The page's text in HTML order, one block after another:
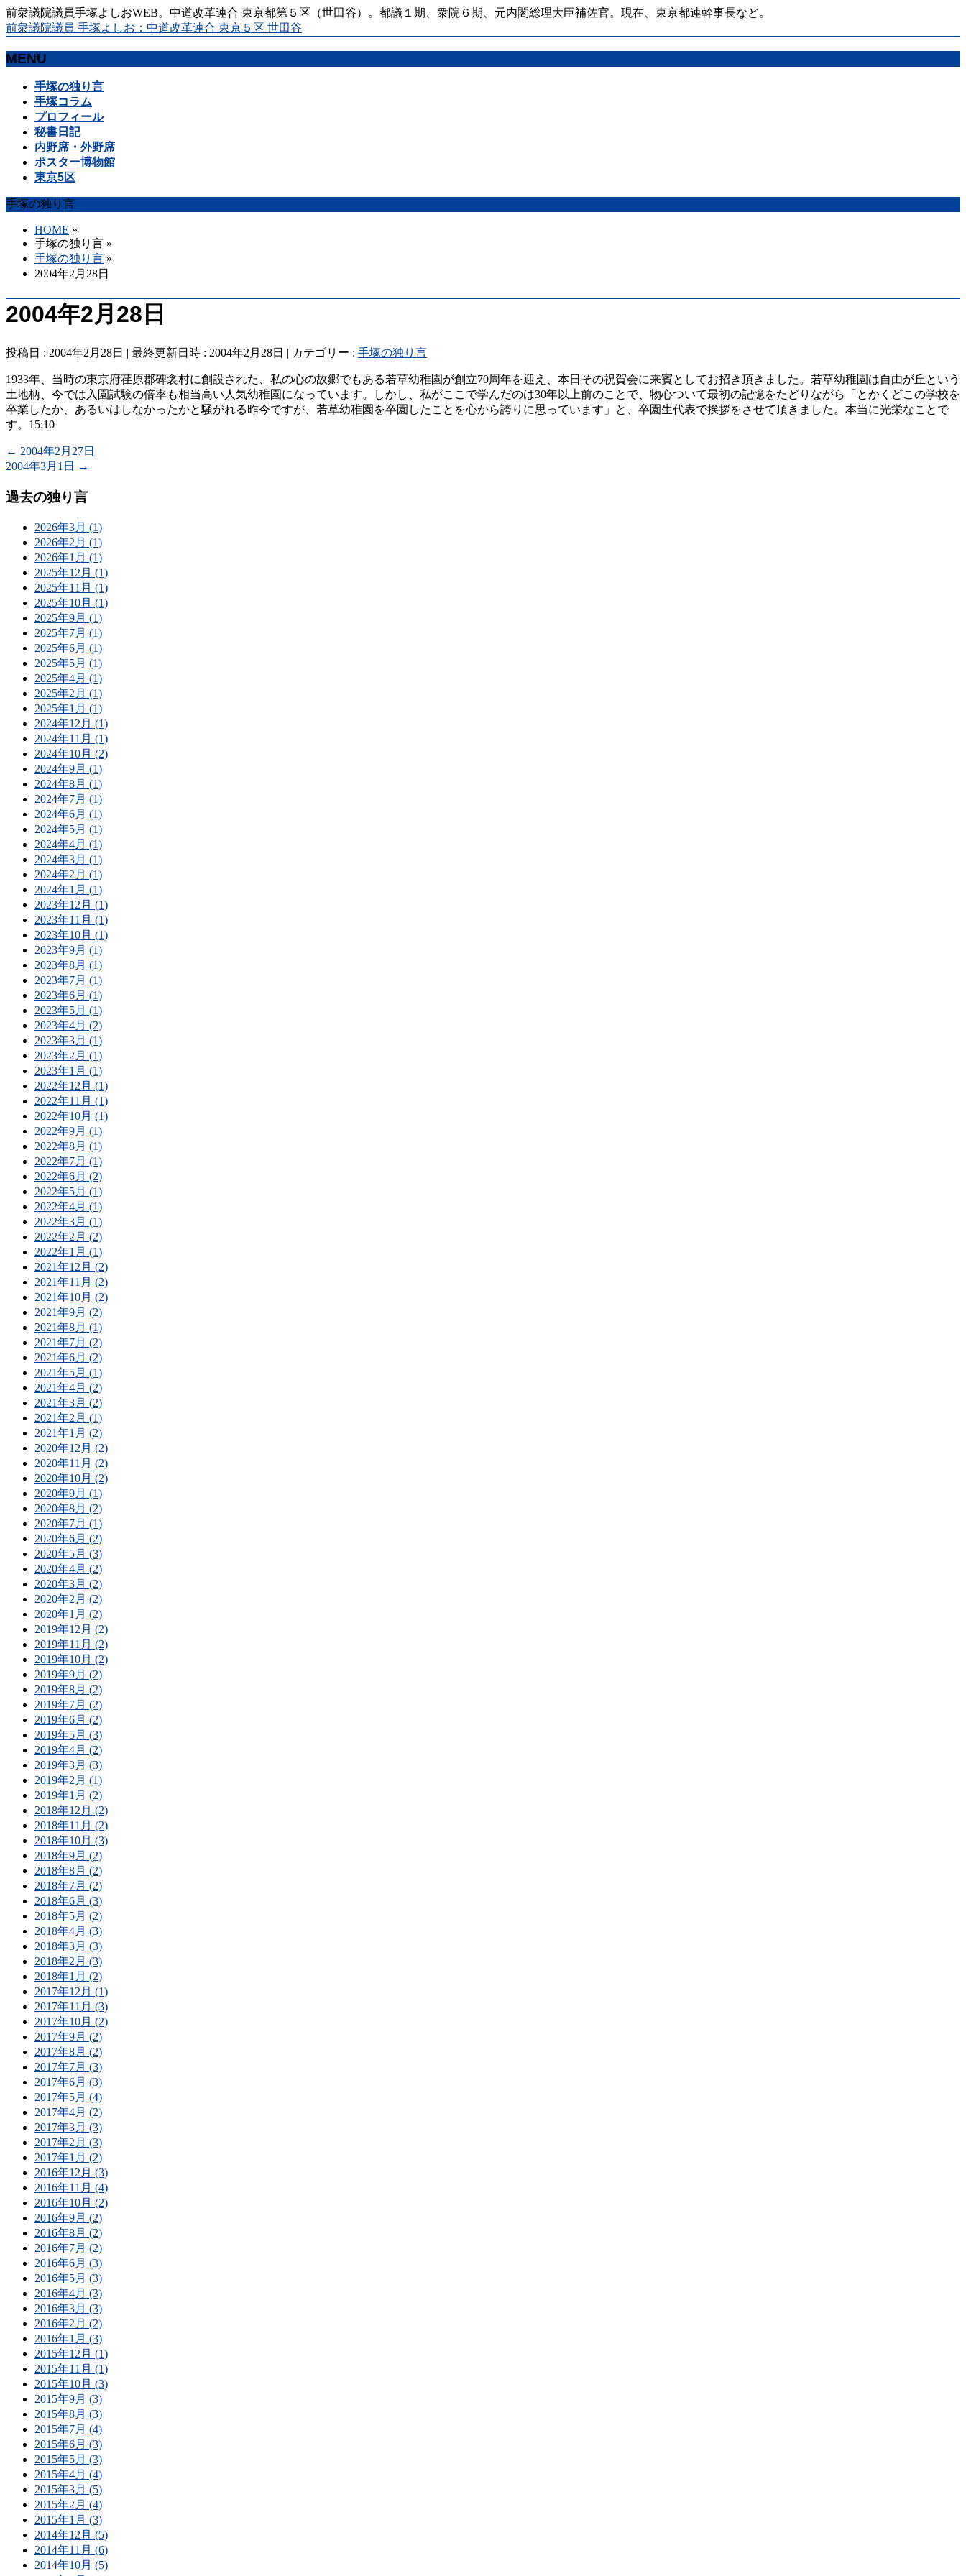
前衆議院議員手塚よしおWEB。中道改革連合 東京都第５区（世田谷）。都議１期、衆院６期、元内閣総理大臣補佐官。現在、東京都連幹事長など。
前衆議院議員 手塚よしお：中道改革連合 東京５区 世田谷
MENU
手塚の独り言
手塚コラム
プロフィール
秘書日記
内野席・外野席
ポスター博物館
東京5区
手塚の独り言
HOME »
手塚の独り言 »
手塚の独り言 »
2004年2月28日
2004年2月28日
投稿日 : 2004年2月28日 最終更新日時 : 2004年2月28日 カテゴリー : 手塚の独り言
1933年、当時の東京府荏原郡碑衾村に創設された、私の心の故郷でもある若草幼稚園が創立70周年を迎え、本日その祝賀会に来賓としてお招き頂きました。若草幼稚園は自由が丘という
土地柄、今では入園試験の倍率も相当高い人気幼稚園になっています。しかし、私がここで学んだのは30年以上前のことで、物心ついて最初の記憶をたどりながら「とかくどこの学校を
卒業したか、あるいはしなかったかと騒がれる昨今ですが、若草幼稚園を卒園したことを心から誇りに思っています」と、卒園生代表で挨拶をさせて頂きました。本当に光栄なことで
す。15:10
← 2004年2月27日
2004年3月1日
→
過去の独り言
2026年3月 (1)
2026年2月 (1)
2026年1月 (1)
2025年12月 (1)
2025年11月 (1)
2025年10月 (1)
2025年9月 (1)
2025年7月 (1)
2025年6月 (1)
2025年5月 (1)
2025年4月 (1)
2025年2月 (1)
2025年1月 (1)
2024年12月 (1)
2024年11月 (1)
2024年10月 (2)
2024年9月 (1)
2024年8月 (1)
2024年7月 (1)
2024年6月 (1)
2024年5月 (1)
2024年4月 (1)
2024年3月 (1)
2024年2月 (1)
2024年1月 (1)
2023年12月 (1)
2023年11月 (1)
2023年10月 (1)
2023年9月 (1)
2023年8月 (1)
2023年7月 (1)
2023年6月 (1)
2023年5月 (1)
2023年4月 (2)
2023年3月 (1)
2023年2月 (1)
2023年1月 (1)
2022年12月 (1)
2022年11月 (1)
2022年10月 (1)
2022年9月 (1)
2022年8月 (1)
2022年7月 (1)
2022年6月 (2)
2022年5月 (1)
2022年4月 (1)
2022年3月 (1)
2022年2月 (2)
2022年1月 (1)
2021年12月 (2)
2021年11月 (2)
2021年10月 (2)
2021年9月 (2)
2021年8月 (1)
2021年7月 (2)
2021年6月 (2)
2021年5月 (1)
2021年4月 (2)
2021年3月 (2)
2021年2月 (1)
2021年1月 (2)
2020年12月 (2)
2020年11月 (2)
2020年10月 (2)
2020年9月 (1)
2020年8月 (2)
2020年7月 (1)
2020年6月 (2)
2020年5月 (3)
2020年4月 (2)
2020年3月 (2)
2020年2月 (2)
2020年1月 (2)
2019年12月 (2)
2019年11月 (2)
2019年10月 (2)
2019年9月 (2)
2019年8月 (2)
2019年7月 (2)
2019年6月 (2)
2019年5月 (3)
2019年4月 (2)
2019年3月 (3)
2019年2月 (1)
2019年1月 (2)
2018年12月 (2)
2018年11月 (2)
2018年10月 (3)
2018年9月 (2)
2018年8月 (2)
2018年7月 (2)
2018年6月 (3)
2018年5月 (2)
2018年4月 (3)
2018年3月 (3)
2018年2月 (3)
2018年1月 (2)
2017年12月 (1)
2017年11月 (3)
2017年10月 (2)
2017年9月 (2)
2017年8月 (2)
2017年7月 (3)
2017年6月 (3)
2017年5月 (4)
2017年4月 (2)
2017年3月 (3)
2017年2月 (3)
2017年1月 (2)
2016年12月 (3)
2016年11月 (4)
2016年10月 (2)
2016年9月 (2)
2016年8月 (2)
2016年7月 (2)
2016年6月 (3)
2016年5月 (3)
2016年4月 (3)
2016年3月 (3)
2016年2月 (2)
2016年1月 (3)
2015年12月 (1)
2015年11月 (1)
2015年10月 (3)
2015年9月 (3)
2015年8月 (3)
2015年7月 (4)
2015年6月 (3)
2015年5月 (3)
2015年4月 (4)
2015年3月 (5)
2015年2月 (4)
2015年1月 (3)
2014年12月 (5)
2014年11月 (6)
2014年10月 (5)